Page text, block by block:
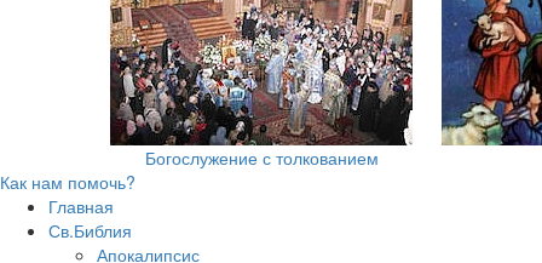
Богослужение с толкованием
Как нам помочь?
Главная
Св.Библия
Апокалипсис